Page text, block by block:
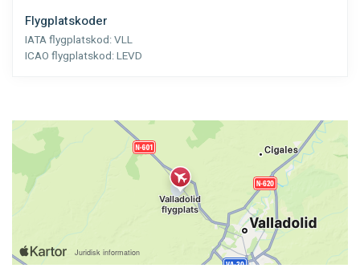
Flygplatskoder
IATA flygplatskod:VLL
ICAO flygplatskod:LEVD